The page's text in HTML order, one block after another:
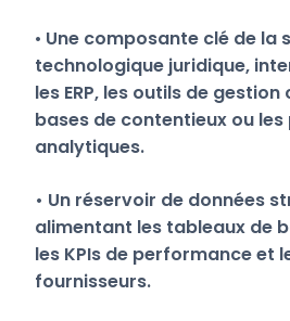
• Une composante clé de la
technologique juridique,
les ERP, les outils de
bases de contentieux ou
analytiques.
• Un réservoir de données
alimentant les tableaux de
les KPIs de performance et
fournisseurs.